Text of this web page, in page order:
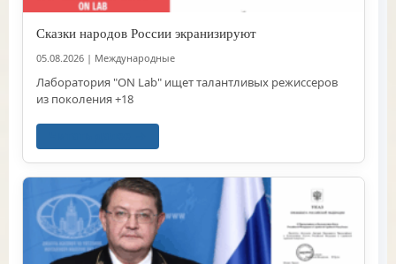
Сказки народов России экранизируют
05.08.2026 | Международные
Лаборатория "ON Lab" ищет талантливых режиссеров
из поколения +18